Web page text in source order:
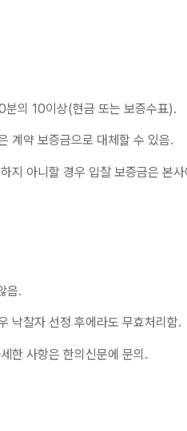
분의 10이상(현금 또는 보증수표).
계약 보증금으로 대체할 수 있음.
지 아니할 경우 입찰 보증금은 본
음.
낙찰자 선정 후에라도 무효처리함.
한 사항은 한의신문에 문의 .